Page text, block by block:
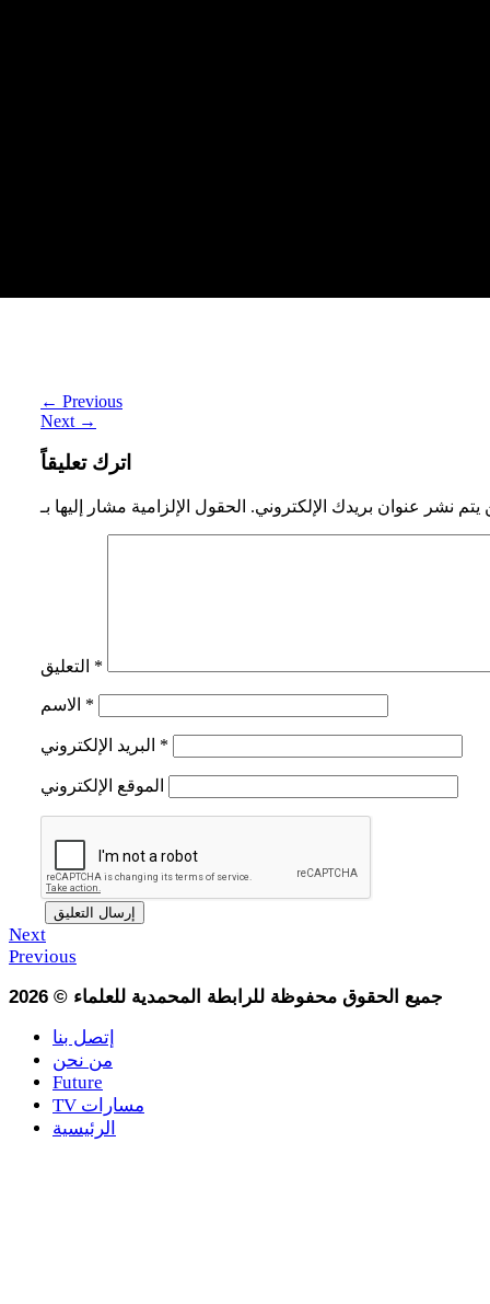
← Previous
Next →
اترك تعليقاً
يتم نشر عنوان بريدك الإلكتروني.
*
*
*
الموقع الإلكتروني
Next
Previous
2026 © جميع الحقوق محفوظة للرابطة المحمدية للعلماء
إتصل بنا
من نحن
Future
TV مسارات
الرئيسية